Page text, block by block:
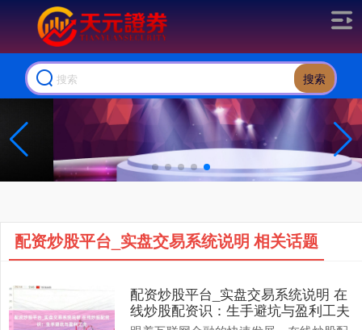
搜索
省成本，提效率
多分站齐推广，性价比高 批量数据分析，帮助及时调整优化
配资炒股平台_实盘交易系统说明 相关话题
配资炒股平台_实盘交易系统说明 在
线炒股配资识：生手避坑与盈利工夫